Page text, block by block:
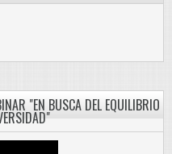
"EN BUSCA DEL EQUILIBRIO